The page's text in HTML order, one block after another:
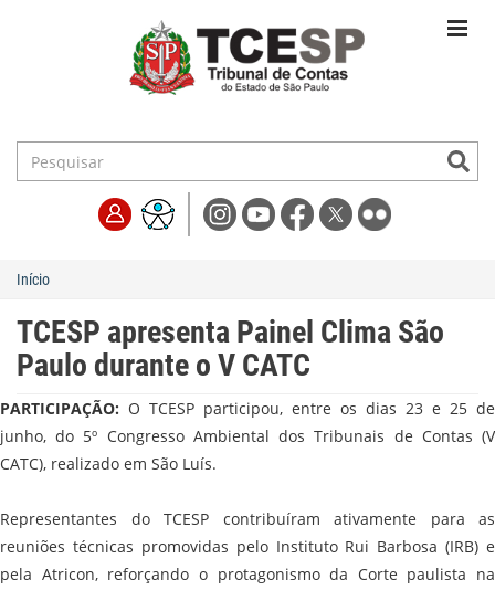
Início
TCESP apresenta Painel Clima São
Paulo durante o V CATC
PARTICIPAÇÃO: O TCESP participou, entre os dias 23 e 25 de
junho, do 5º Congresso Ambiental dos Tribunais de Contas (V
CATC), realizado em São Luís.
Representantes do TCESP contribuíram ativamente para as
reuniões técnicas promovidas pelo Instituto Rui Barbosa (IRB) e
pela Atricon, reforçando o protagonismo da Corte paulista na